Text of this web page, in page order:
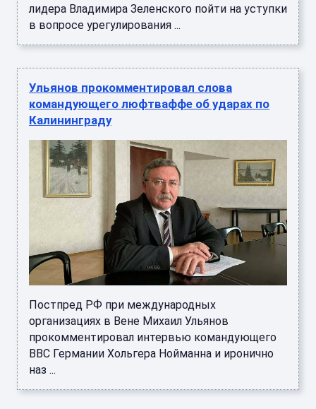
лидера Владимира Зеленского пойти на уступки
в вопросе урегулирования ...
Ульянов прокомментировал слова
командующего люфтваффе об ударах по
Калининграду
Постпред РФ при международных
организациях в Вене Михаил Ульянов
прокомментировал интервью командующего
ВВС Германии Хольгера Нойманна и иронично
наз ...